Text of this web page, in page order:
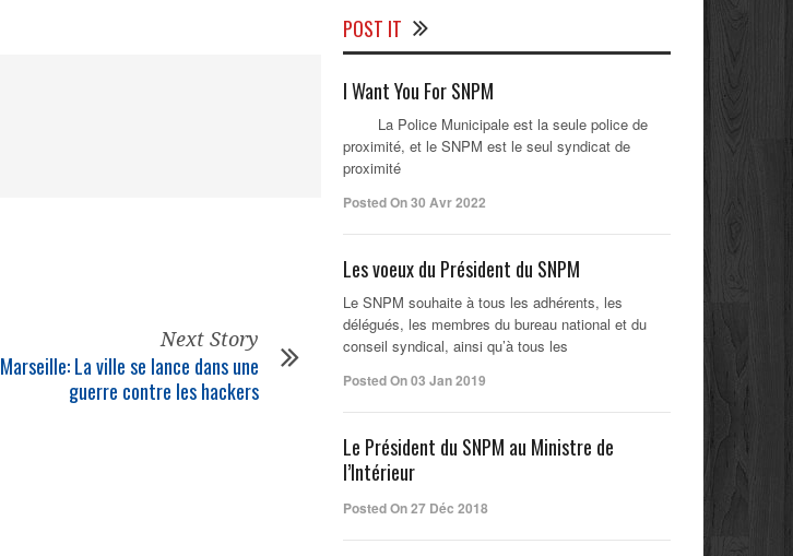
Next Story
Marseille: La ville se lance dans une
guerre contre les hackers
POST IT
I Want You For SNPM
La Police Municipale est la seule police de
proximité, et le SNPM est le seul syndicat de
proximité
Posted On 30 Avr 2022
Les voeux du Président du SNPM
Le SNPM souhaite à tous les adhérents, les
délégués, les membres du bureau national et du
conseil syndical, ainsi qu’à tous les
Posted On 03 Jan 2019
Le Président du SNPM au Ministre de
l’Intérieur
Posted On 27 Déc 2018